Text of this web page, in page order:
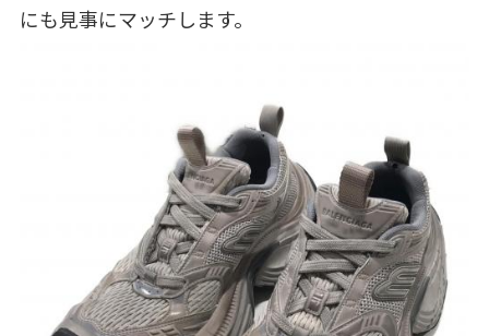
にも見事にマッチします。